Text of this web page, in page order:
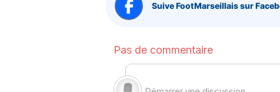
Suive FootMarseillais sur